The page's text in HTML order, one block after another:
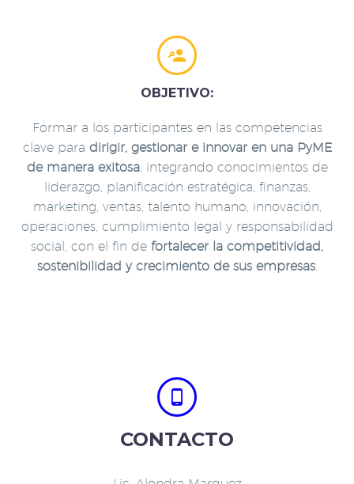


OBJETIVO:
Formar a los participantes en las competencias
clave para dirigir, gestionar e innovar en una PyME
de manera exitosa, integrando conocimientos de
liderazgo, planificación estratégica, finanzas,
marketing, ventas, talento humano, innovación,
operaciones, cumplimiento legal y responsabilidad
social, con el fin de fortalecer la competitividad,
sostenibilidad y crecimiento de sus empresas.


CONTACTO